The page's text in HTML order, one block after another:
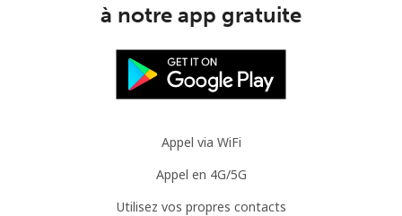
à notre app gratuite
Appel via WiFi
Appel en 4G/5G
Utilisez vos propres contacts